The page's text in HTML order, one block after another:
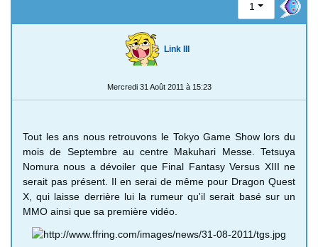
1
Link III
Mercredi 31 Août 2011 à 15:23
Tout les ans nous retrouvons le Tokyo Game Show lors du
mois de Septembre au centre Makuhari Messe. Tetsuya
Nomura nous a dévoiler que Final Fantasy Versus XIII ne
serait pas présent. Il en serai de même pour Dragon Quest
X, qui laisse derrière lui la rumeur qu'il serait basé sur un
MMO ainsi que sa première vidéo.